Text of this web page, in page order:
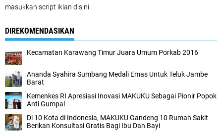
masukkan script iklan disini
DIREKOMENDASIKAN
Kecamatan Karawang Timur Juara Umum Porkab 2016
Ananda Syahira Sumbang Medali Emas Untuk Teluk Jambe
Barat
Kemenkes RI Apresiasi Inovasi MAKUKU Sebagai Pionir Popok
Anti Gumpal
Di 10 Kota di Indonesia, MAKUKU Gandeng 10 Rumah Sakit
Berikan Konsultasi Gratis Bagi Ibu Dan Bayi